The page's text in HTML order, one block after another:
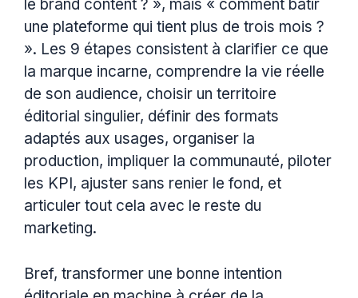
le brand content ? », mais « comment bâtir
une plateforme qui tient plus de trois mois ?
». Les 9 étapes consistent à clarifier ce que
la marque incarne, comprendre la vie réelle
de son audience, choisir un territoire
éditorial singulier, définir des formats
adaptés aux usages, organiser la
production, impliquer la communauté, piloter
les KPI, ajuster sans renier le fond, et
articuler tout cela avec le reste du
marketing.
Bref, transformer une bonne intention